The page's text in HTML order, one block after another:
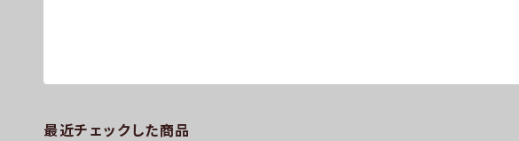
最近チェックした商品